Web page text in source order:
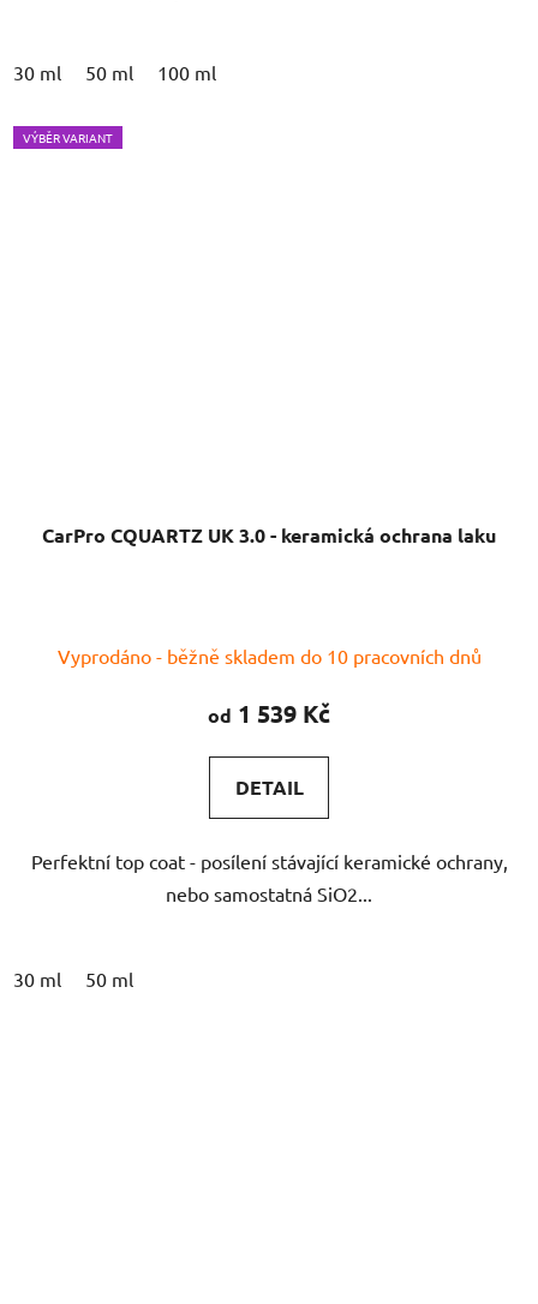
30 ml 50 ml 100 ml
VÝBĚR VARIANT
CarPro CQUARTZ UK 3.0 - keramická ochrana laku
Vyprodáno - běžně skladem do 10 pracovních dnů
od 1 539 Kč
DETAIL
Perfektní top coat - posílení stávající keramické ochrany,
nebo samostatná SiO2...
30 ml 50 ml